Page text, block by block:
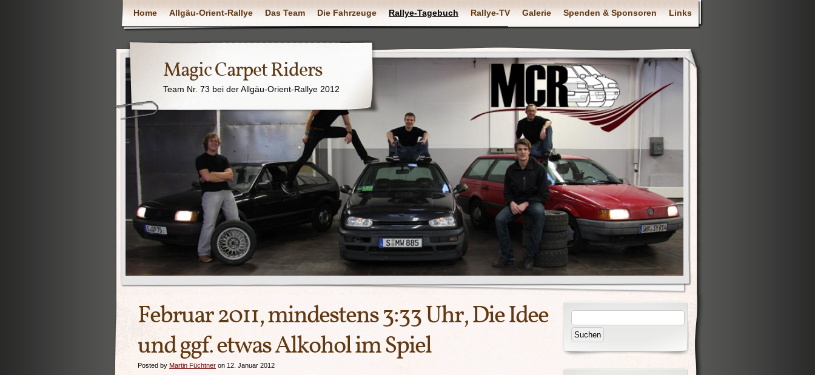
Home Allgäu-Orient-Rallye Das Team Die Fahrzeuge Rallye-Tagebuch Rallye-TV Galerie Spenden & Sponsoren Links
Magic Carpet Riders
Team Nr. 73 bei der Allgäu-Orient-Rallye 2012
Februar 2011, mindestens 3:33 Uhr, Die Idee
und ggf. etwas Alkohol im Spiel
Posted by Martin Füchtner on 12. Januar 2012